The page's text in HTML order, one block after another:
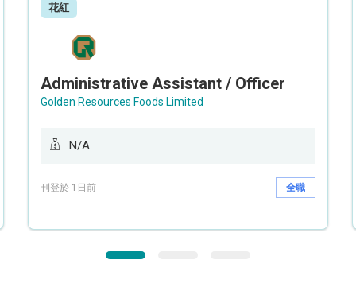
花紅
Administrative Assistant / Officer
Golden Resources Foods Limited
N/A
刊登於 1日前 全職